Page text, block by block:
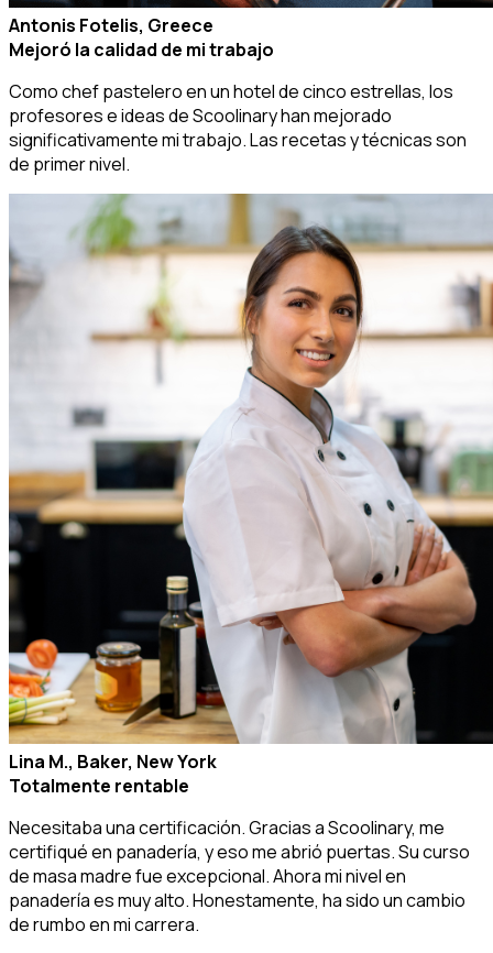
Antonis Fotelis, Greece
Mejoró la calidad de mi trabajo
Como chef pastelero en un hotel de cinco estrellas, los
profesores e ideas de Scoolinary han mejorado
significativamente mi trabajo. Las recetas y técnicas son
de primer nivel.
Lina M., Baker, New York
Totalmente rentable
Necesitaba una certificación. Gracias a Scoolinary, me
certifiqué en panadería, y eso me abrió puertas. Su curso
de masa madre fue excepcional. Ahora mi nivel en
panadería es muy alto. Honestamente, ha sido un cambio
de rumbo en mi carrera.